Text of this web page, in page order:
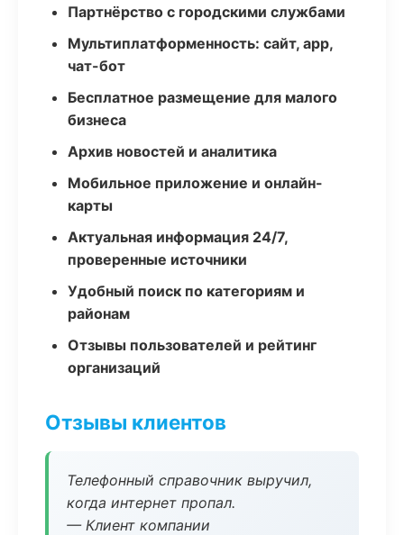
Партнёрство с городскими службами
Мультиплатформенность: сайт, app,
чат-бот
Бесплатное размещение для малого
бизнеса
Архив новостей и аналитика
Мобильное приложение и онлайн-
карты
Актуальная информация 24/7,
проверенные источники
Удобный поиск по категориям и
районам
Отзывы пользователей и рейтинг
организаций
Отзывы клиентов
Телефонный справочник выручил,
когда интернет пропал.
— Клиент компании